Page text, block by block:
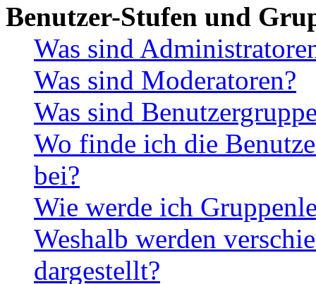
Benutzer-Stufen und
Was sind
Was sind Moderatoren?
Was sind
Wo finde ich die
bei?
Wie werde ich
Weshalb werden
dargestellt?